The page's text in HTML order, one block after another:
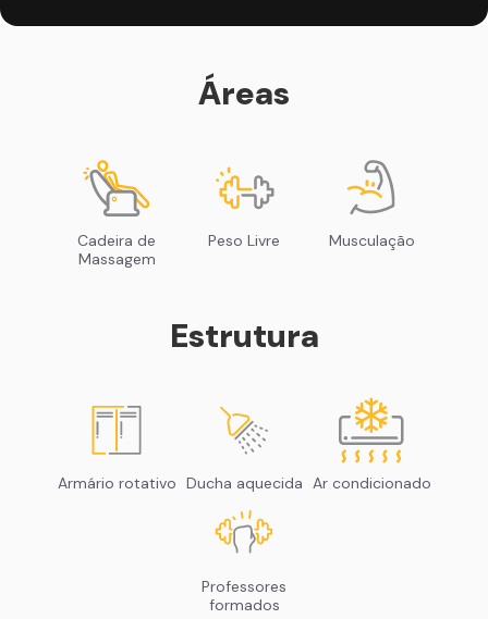
Áreas
Cadeira de
Massagem
Peso Livre Musculação
Estrutura
Armário rotativo Ducha aquecida Ar condicionado
Professores
formados